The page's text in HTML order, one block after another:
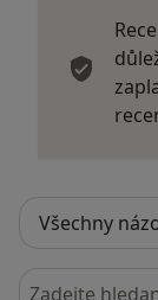
Hledejte v